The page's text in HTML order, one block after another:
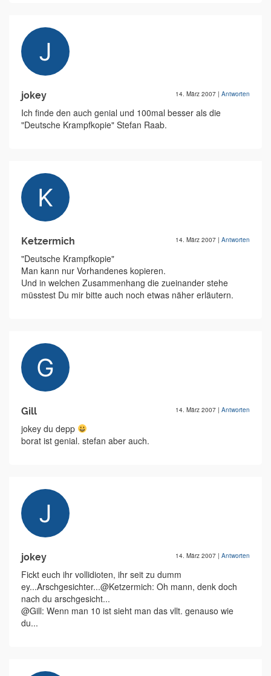
jokey 14. März 2007 | Antworten
Ich finde den auch genial und 100mal besser als die
"Deutsche Krampfkopie" Stefan Raab.
Ketzermich 14. März 2007 | Antworten
"Deutsche Krampfkopie"
Man kann nur Vorhandenes kopieren.
Und in welchen Zusammenhang die zueinander stehe
müsstest Du mir bitte auch noch etwas näher erläutern.
Gill 14. März 2007 | Antworten
jokey du depp
borat ist genial. stefan aber auch.
jokey 14. März 2007 | Antworten
Fickt euch ihr vollidioten, ihr seit zu dumm
ey...Arschgesichter...@Ketzermich: Oh mann, denk doch
nach du arschgesicht...
@Gill: Wenn man 10 ist sieht man das vllt. genauso wie
du...